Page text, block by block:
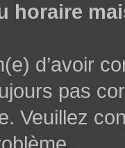
horaire
d’avoir
pas
Veuillez